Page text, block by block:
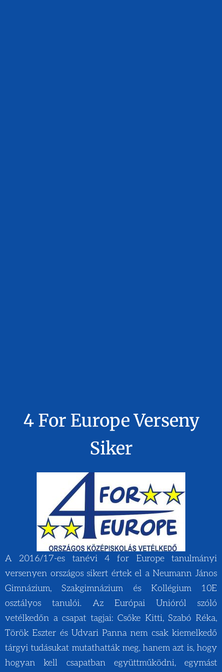
4 For Europe Verseny
Siker
A 2016/17-es tanévi 4 for Europe tanulmányi
versenyen országos sikert értek el a Neumann János
Gimnázium, Szakgimnázium és Kollégium 10E
osztályos tanulói. Az Európai Unióról szóló
vetélkedőn a csapat tagjai: Csőke Kitti, Szabó Réka,
Török Eszter és Udvari Panna nem csak kiemelkedő
tárgyi tudásukat mutathatták meg, hanem azt is, hogy
hogyan kell csapatban együttműködni, egymást